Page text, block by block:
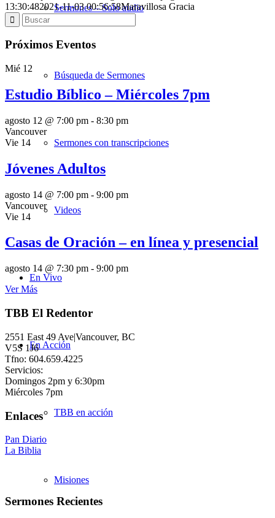
Sermones – Solo audio
Búsqueda de Sermones
Sermones con transcripciones
Videos
En Vivo
En Acción
TBB en acción
Misiones
13:30:482021-11-03 00:56:58Maravillosa Gracia
Próximos Eventos
Mié 12
Estudio Bíblico – Miércoles 7pm
agosto 12 @ 7:00 pm - 8:30 pm
Vancouver
Vie 14
Jóvenes Adultos
agosto 14 @ 7:00 pm - 9:00 pm
Vancouver
Vie 14
Casas de Oración – en línea y presencial
agosto 14 @ 7:30 pm - 9:00 pm
Ver Más
TBB El Redentor
2551 East 49 Ave|Vancouver, BC
V5S 1J6
Tfno: 604.659.4225
Servicios:
Domingos 2pm y 6:30pm
Miércoles 7pm
Enlaces
Pan Diario
La Biblia
Sermones Recientes